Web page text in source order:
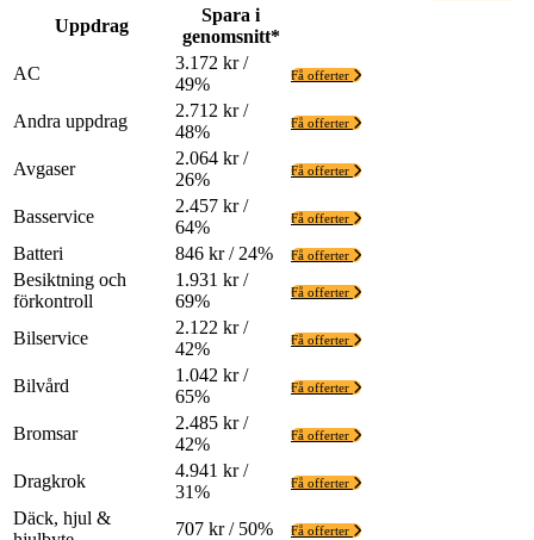
Uppdrag
Spara i
genomsnitt*
AC
3.172 kr /
49%
Få offerter
Andra uppdrag
2.712 kr /
48%
Få offerter
Avgaser
2.064 kr /
26%
Få offerter
Basservice
2.457 kr /
64%
Få offerter
Batteri 846 kr / 24% Få offerter
Besiktning och
förkontroll
1.931 kr /
69%
Få offerter
Bilservice
2.122 kr /
42%
Få offerter
Bilvård
1.042 kr /
65%
Få offerter
Bromsar
2.485 kr /
42%
Få offerter
Dragkrok
4.941 kr /
31%
Få offerter
Däck, hjul &
707 kr / 50% Få offerter